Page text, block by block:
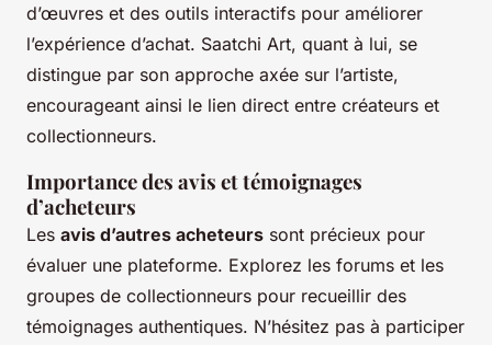
d’œuvres et des outils interactifs pour améliorer
l’expérience d’achat. Saatchi Art, quant à lui, se
distingue par son approche axée sur l’artiste,
encourageant ainsi le lien direct entre créateurs et
collectionneurs.
Importance des avis et témoignages
d’acheteurs
Les avis d’autres acheteurs sont précieux pour
évaluer une plateforme. Explorez les forums et les
groupes de collectionneurs pour recueillir des
témoignages authentiques. N’hésitez pas à participer